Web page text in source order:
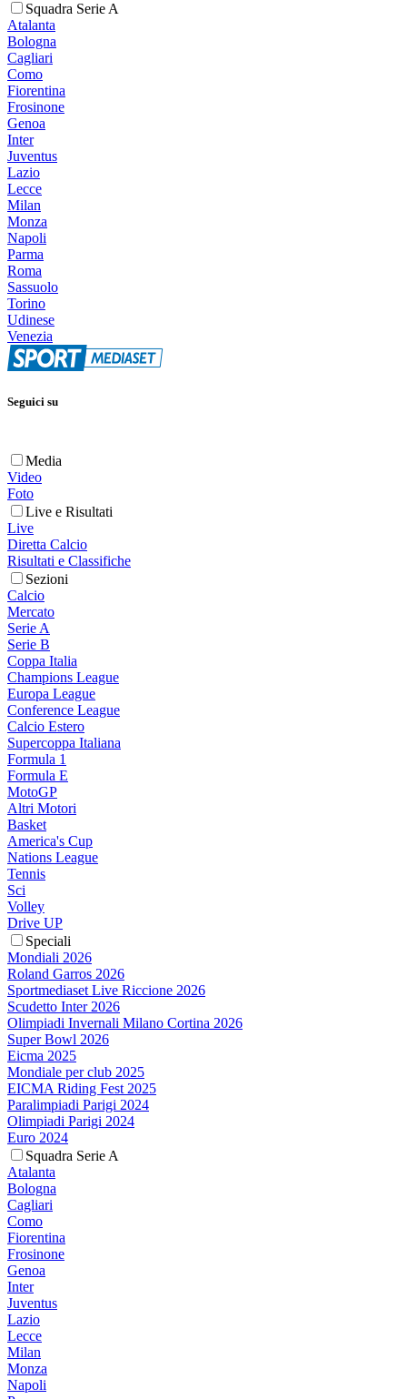
Squadra Serie A
Atalanta
Bologna
Cagliari
Como
Fiorentina
Frosinone
Genoa
Inter
Juventus
Lazio
Lecce
Milan
Monza
Napoli
Parma
Roma
Sassuolo
Torino
Udinese
Venezia
Seguici su
Media
Video
Foto
Live e Risultati
Live
Diretta Calcio
Risultati e Classifiche
Sezioni
Calcio
Mercato
Serie A
Serie B
Coppa Italia
Champions League
Europa League
Conference League
Calcio Estero
Supercoppa Italiana
Formula 1
Formula E
MotoGP
Altri Motori
Basket
America's Cup
Nations League
Tennis
Sci
Volley
Drive UP
Speciali
Mondiali 2026
Roland Garros 2026
Sportmediaset Live Riccione 2026
Scudetto Inter 2026
Olimpiadi Invernali Milano Cortina 2026
Super Bowl 2026
Eicma 2025
Mondiale per club 2025
EICMA Riding Fest 2025
Paralimpiadi Parigi 2024
Olimpiadi Parigi 2024
Euro 2024
Squadra Serie A
Atalanta
Bologna
Cagliari
Como
Fiorentina
Frosinone
Genoa
Inter
Juventus
Lazio
Lecce
Milan
Monza
Napoli